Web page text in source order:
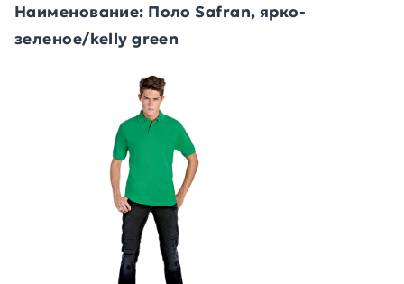
Наименование: Поло Safran, ярко-
зеленое/kelly green